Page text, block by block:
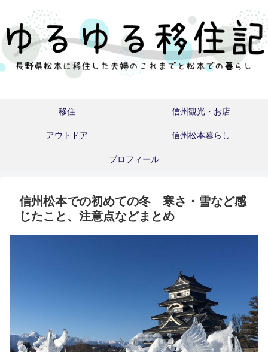
移住 信州観光・お店
アウトドア 信州松本暮らし
プロフィール
信州松本での初めての冬 寒さ・雪など感
じたこと、注意点などまとめ